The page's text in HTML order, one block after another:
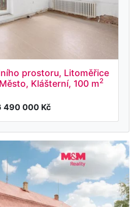
prostoru, Litoměřice
Klášterní, 100 m2
490 000 Kč